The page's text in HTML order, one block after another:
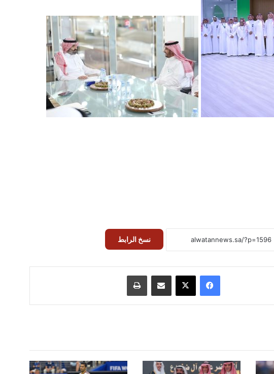
نسخ الرابط
فيسبوك ‫X مشاركة عبر البريد طباعة